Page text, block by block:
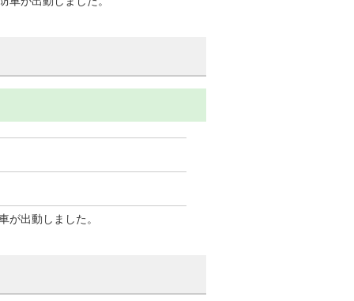
が出動しました。